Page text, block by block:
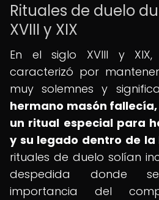
Rituales de duelo
XVIII y XIX
En el siglo XVIII y
caracterizó por
muy solemnes y
hermano masón
un ritual especial para
y su legado dentro de
rituales de duelo solían
despedida donde
importancia del